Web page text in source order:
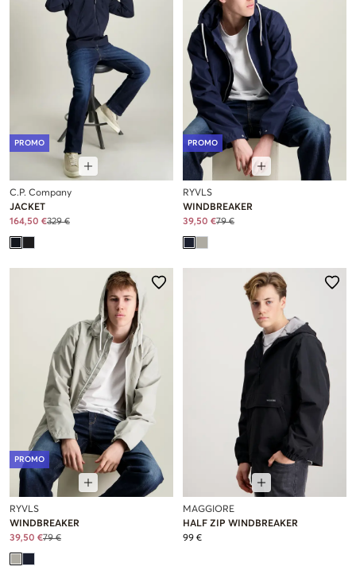
PROMO
C.P. Company
JACKET
164,50 €329 €
PROMO
RYVLS
WINDBREAKER
39,50 €79 €
PROMO
RYVLS
WINDBREAKER
39,50 €79 €
MAGGIORE
HALF ZIP WINDBREAKER
99 €